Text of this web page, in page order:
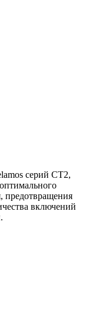
серий СТ2,
предотвращения
включений